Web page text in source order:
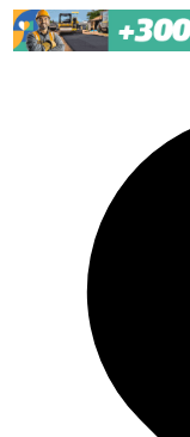
Pular para o conteúdo